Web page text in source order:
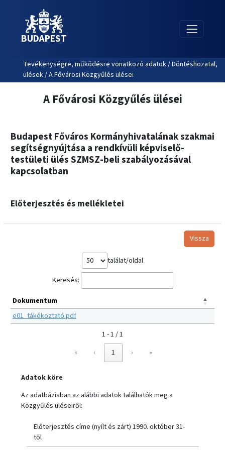
BUDAPEST
Tevékenységre, működésre vonatkozó adatok / Döntéshozatal,
ülések / A Fővárosi Közgyűlés ülései
A Fővárosi Közgyűlés ülései
Budapest Főváros Kormányhivatalának szakmai
segítségnyújtása a rendkívüli képviselő-
testületi ülés SZMSZ-beli szabályozásával
kapcsolatban
Előterjesztés és mellékletei
Vissza
találat/oldal
Keresés:
Dokumentum
e01_tákékoztató.pdf
1 - 1 / 1
«
‹ 1 › »
Adatok köre
Az adatbázisban az alábbi adatok találhatók meg a
Közgyűlés üléseiről:
Előterjesztés címe (nyílt és zárt) 1990. október 31-
től